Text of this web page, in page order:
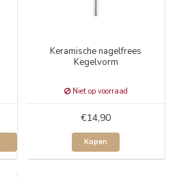
Keramische nagelfrees
Kegelvorm
Niet op voorraad
€14,90
Kopen